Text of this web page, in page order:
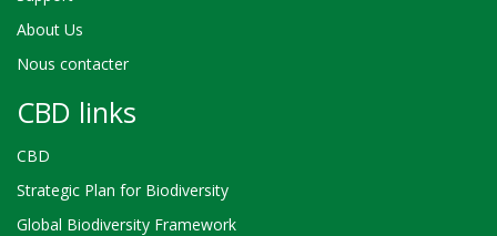
About Us
Nous contacter
CBD links
CBD
Strategic Plan for Biodiversity
Global Biodiversity Framework